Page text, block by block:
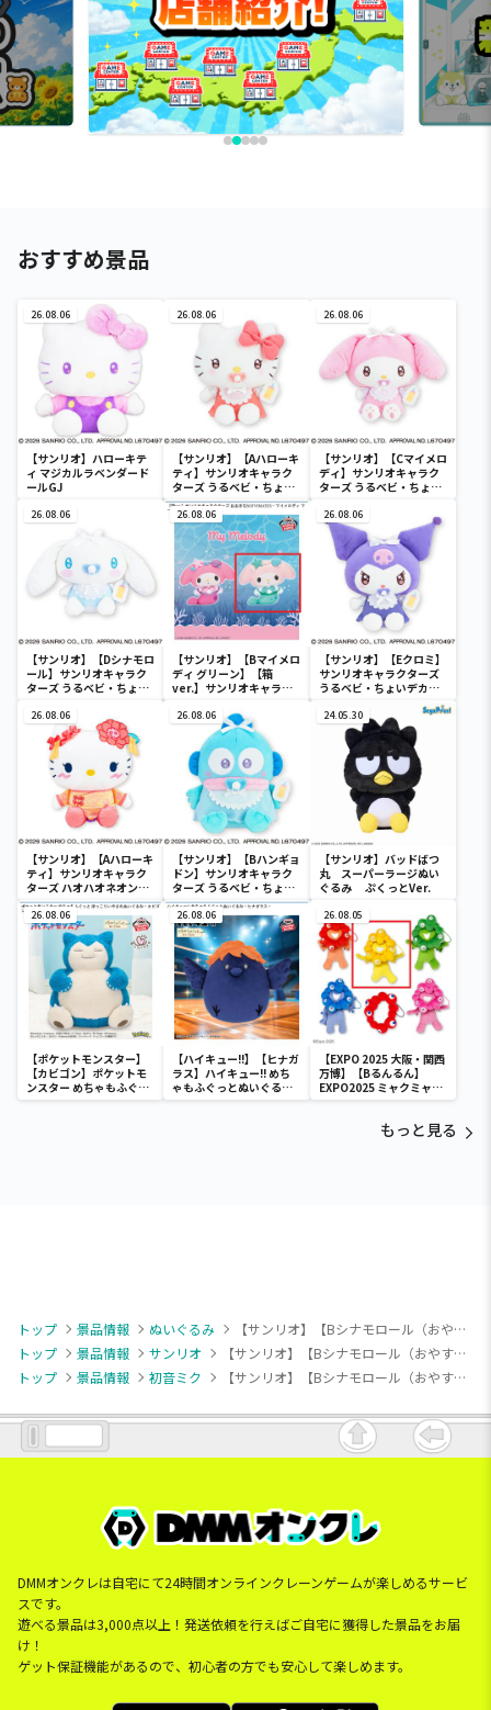
おすすめ景品
26.08.06
【サンリオ】ハローキテ
ィ マジカルラベンダード
ールGJ
26.08.06
【サンリオ】【Aハローキ
ティ】サンリオキャラク
ターズ うるベビ・ちょい
デカドール
26.08.06
【サンリオ】【Cマイメロ
ディ】サンリオキャラク
ターズ うるベビ・ちょい
26.08.06
【サンリオ】【Dシナモロ
ール】サンリオキャラク
ターズ うるベビ・ちょい
26.08.06
【サンリオ】【Bマイメロ
ディ グリーン】【箱
ver.】サンリオキャラク
SOFVIMATES～マイメロ
ディ マーメイドver. ～
26.08.06
【サンリオ】【Eクロミ】
サンリオキャラクターズ
うるベビ・ちょいデカド
26.08.06
【サンリオ】【Aハローキ
ティ】サンリオキャラク
ターズ ハオハオネオンタ
ウンドールBIGタイプ1
26.08.06
【サンリオ】【Bハンギョ
ドン】サンリオキャラク
ターズ うるベビ・ちょい
デカドール
24.05.30
【サンリオ】バッドばつ
丸 スーパーラージぬい
ぐるみ ぷくっとVer.
26.08.06
【ポケットモンスター】
【カビゴン】ポケットモ
ンスター めちゃもふぐっ
と ほっこりいやされぬい
26.08.06
【ハイキュー!!】【ヒナガ
ラス】ハイキュー!! めち
ゃもふぐっとぬいぐるみ
～ヒナガラス～
26.08.05
【EXPO 2025 大阪・関西
万博】【Bるんるん】
EXPO2025 ミャクミャク
カラフルゴム紐付きぬい
もっと見る
トップ 景品情報 ぬいぐるみ
【サンリオ】【Bシナモロール（おやすみ）】初音ミク×シナモロール ミニぬいぐるみ Vol.7（EX）
トップ
景品情報 サンリオ
【サンリオ】【Bシナモロール（おやすみ）】初音ミク×シナモロール ミニぬいぐるみ Vol.7（EX）
トップ
景品情報 初音ミク 【サンリオ】【Bシナモロール（おやすみ）】初音ミク×シナモロール ミニぬいぐるみ Vol.7（EX）
DMMオンクレは自宅にて24時間オンラインクレーンゲームが楽しめるサービ
スです。
遊べる景品は3,000点以上！発送依頼を行えばご自宅に獲得した景品をお届
け！
ゲット保証機能があるので、初心者の方でも安心して楽しめます。